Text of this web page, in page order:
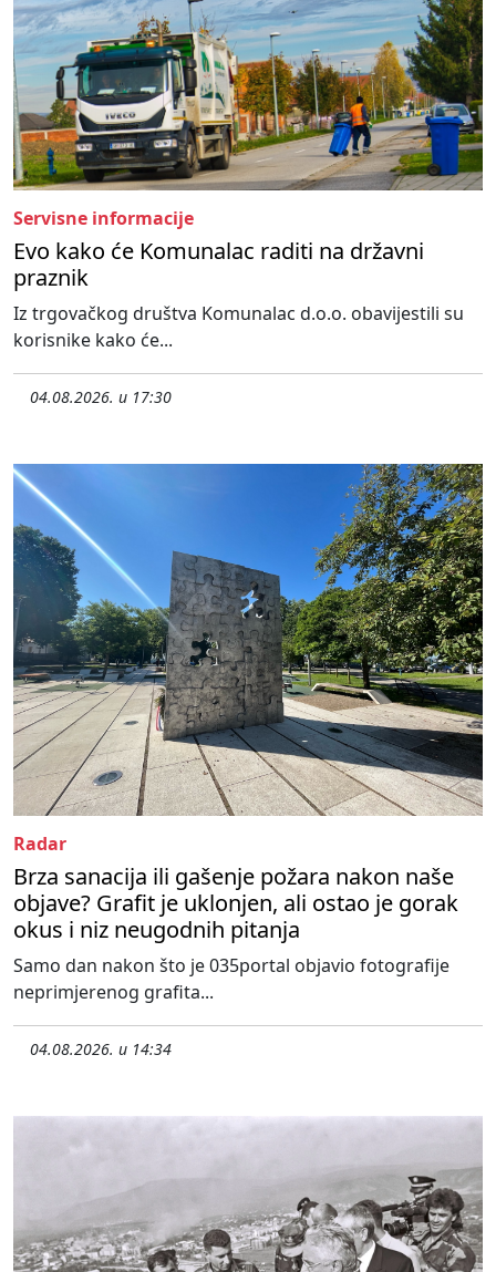
Servisne informacije
Evo kako će Komunalac raditi na državni
praznik
Iz trgovačkog društva Komunalac d.o.o. obavijestili su
korisnike kako će...
04.08.2026. u 17:30
Radar
Brza sanacija ili gašenje požara nakon naše
objave? Grafit je uklonjen, ali ostao je gorak
okus i niz neugodnih pitanja
Samo dan nakon što je 035portal objavio fotografije
neprimjerenog grafita...
04.08.2026. u 14:34